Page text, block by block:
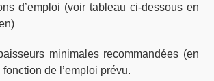
d’emploi (voir tableau ci-dessous en
minimales recommandées (en
de l’emploi prévu.